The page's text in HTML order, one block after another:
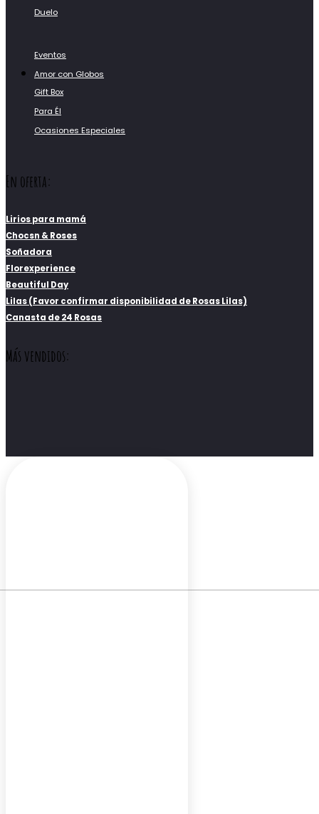
Duelo
Eventos
Amor con Globos
Gift Box
Para Él
Ocasiones Especiales
En oferta:
Lirios para mamá
Chocsn & Roses
Soñadora
Florexperience
Beautiful Day
Lilas (Favor confirmar disponibilidad de Rosas Lilas)
Canasta de 24 Rosas
Más vendidos: